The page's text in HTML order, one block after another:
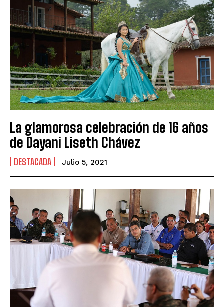
La glamorosa celebración de 16 años
de Dayani Liseth Chávez
DESTACADA Julio 5, 2021